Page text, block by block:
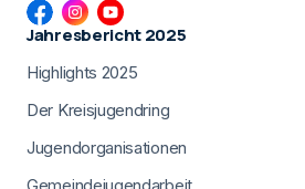
Jahresbericht 2025
Highlights 2025
Der Kreisjugendring
Jugendorganisationen